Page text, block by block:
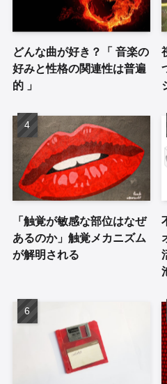
どんな曲が好き？「 音楽の
好みと性格の関連性は普遍
的 」
「触覚が敏感な部位はなぜ
あるのか」触覚メカニズム
が解明される